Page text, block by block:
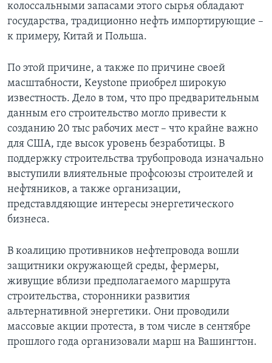
колоссальными запасами этого сырья обладают
государства, традиционно нефть импортирующие –
к примеру, Китай и Польша.
По этой причине, а также по причине своей
масштабности, Keystone приобрел широкую
известность. Дело в том, что про предварительным
данным его строительство могло привести к
созданию 20 тыс рабочих мест – что крайне важно
для США, где высок уровень безработицы. В
поддержку строительства трубопровода изначально
выступили влиятельные профсоюзы строителей и
нефтяников, а также организации,
представлдяющие интересы энергетического
бизнеса.
В коалицию противников нефтепровода вошли
защитники окружающей среды, фермеры,
живущие вблизи предполагаемого маршрута
строительства, сторонники развития
альтернативной энергетики. Они проводили
массовые акции протеста, в том числе в сентябре
прошлого года организовали марш на Вашингтон.